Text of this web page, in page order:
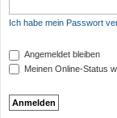
Ich habe mein Passwort
Angemeldet bleiben
Meinen Online-Status